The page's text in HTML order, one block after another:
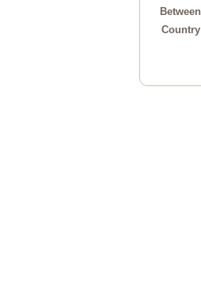
Between
Country